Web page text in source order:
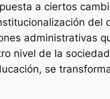
a ciertos
del
administrativas
nivel de la
se